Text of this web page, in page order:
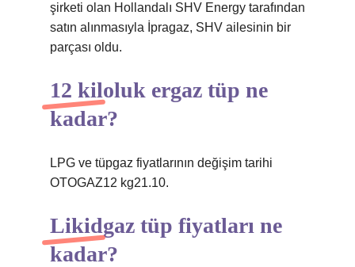
şirketi olan Hollandalı SHV Energy tarafından
satın alınmasıyla İpragaz, SHV ailesinin bir
parçası oldu.
12 kiloluk ergaz tüp ne
kadar?
LPG ve tüpgaz fiyatlarının değişim tarihi
OTOGAZ12 kg21.10.
Likidgaz tüp fiyatları ne
kadar?